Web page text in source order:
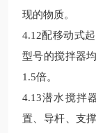
现的物质。
4.12配移动式
型号的搅拌器
1.5倍。
4.13潜水搅拌
置、导杆、支